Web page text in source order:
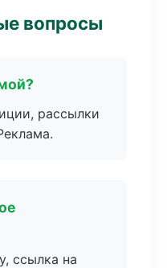
вопросы
рассылки
ссылка на